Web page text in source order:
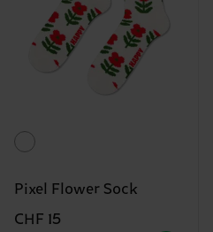
Pixel Flower Sock
CHF 15